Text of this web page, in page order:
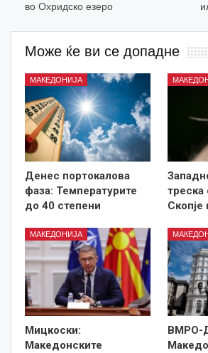
во Охридско езеро
Може ќе ви се допадне
МАКЕДОНИЈА
Денес портокалова
фаза: Температурите
до 40 степени
треска
Скопје
МАКЕДОНИЈА
Мицкоски:
Македонските
ВМРО-